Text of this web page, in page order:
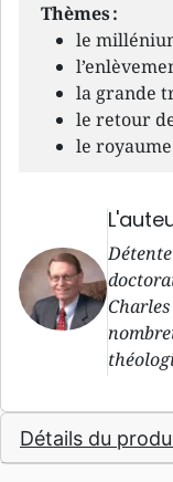
Thèmes :
le
la grande
le retour
le
Détails du